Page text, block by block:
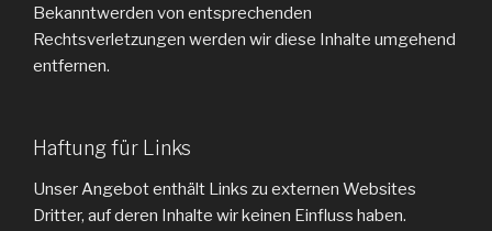
Bekanntwerden von entsprechenden
Rechtsverletzungen werden wir diese Inhalte umgehend
entfernen.
Haftung für Links
Unser Angebot enthält Links zu externen Websites
Dritter, auf deren Inhalte wir keinen Einfluss haben.